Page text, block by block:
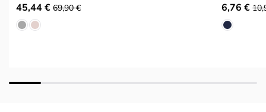
45,44 € 69,90 € 6,76 €